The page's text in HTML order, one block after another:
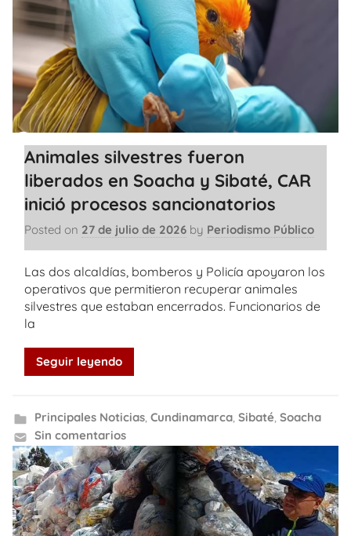
Animales silvestres fueron
liberados en Soacha y Sibaté, CAR
inició procesos sancionatorios
Posted on 27 de julio de 2026 by Periodismo Público
Las dos alcaldías, bomberos y Policía apoyaron los
operativos que permitieron recuperar animales
silvestres que estaban encerrados. Funcionarios de
la
Seguir leyendo
Principales Noticias, Cundinamarca, Sibaté, Soacha
Sin comentarios